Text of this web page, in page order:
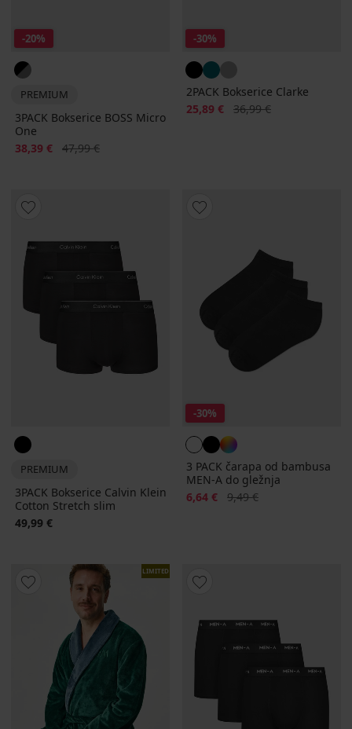
-20%
PREMIUM
3PACK Bokserice BOSS Micro
One
Popust
38,39 € Prvobitna cijena
47,99 €
-30%
2PACK Bokserice Clarke
Popust
25,89 € Prvobitna cijena
36,99 €
PREMIUM
3PACK Bokserice Calvin Klein
Cotton Stretch slim
49,99 €
-30%
3 PACK čarapa od bambusa
MEN-A do gležnja
Popust
6,64 € Prvobitna cijena
9,49 €
LIMITED